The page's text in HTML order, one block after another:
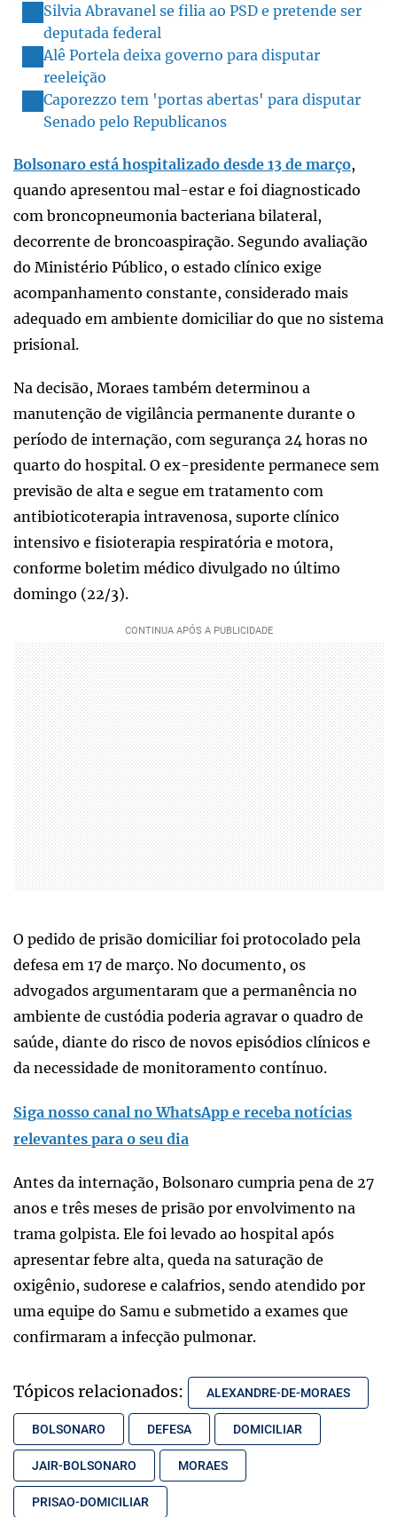
Silvia Abravanel se filia ao PSD e pretende ser
deputada federal
Alê Portela deixa governo para disputar
reeleição
Caporezzo tem 'portas abertas' para disputar
Senado pelo Republicanos
Bolsonaro está hospitalizado desde 13 de março,
quando apresentou mal-estar e foi diagnosticado
com broncopneumonia bacteriana bilateral,
decorrente de broncoaspiração. Segundo avaliação
do Ministério Público, o estado clínico exige
acompanhamento constante, considerado mais
adequado em ambiente domiciliar do que no sistema
prisional.
Na decisão, Moraes também determinou a
manutenção de vigilância permanente durante o
período de internação, com segurança 24 horas no
quarto do hospital. O ex-presidente permanece sem
previsão de alta e segue em tratamento com
antibioticoterapia intravenosa, suporte clínico
intensivo e fisioterapia respiratória e motora,
conforme boletim médico divulgado no último
domingo (22/3).
O pedido de prisão domiciliar foi protocolado pela
defesa em 17 de março. No documento, os
advogados argumentaram que a permanência no
ambiente de custódia poderia agravar o quadro de
saúde, diante do risco de novos episódios clínicos e
da necessidade de monitoramento contínuo.
Siga nosso canal no WhatsApp e receba notícias
relevantes para o seu dia
Antes da internação, Bolsonaro cumpria pena de 27
anos e três meses de prisão por envolvimento na
trama golpista. Ele foi levado ao hospital após
apresentar febre alta, queda na saturação de
oxigênio, sudorese e calafrios, sendo atendido por
uma equipe do Samu e submetido a exames que
confirmaram a infecção pulmonar.
Tópicos relacionados: ALEXANDRE-DE-MORAES
BOLSONARO DEFESA DOMICILIAR
JAIR-BOLSONARO MORAES
PRISAO-DOMICILIAR